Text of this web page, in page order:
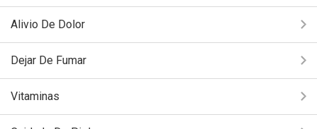
Alivio De Dolor
Dejar De Fumar
Vitaminas